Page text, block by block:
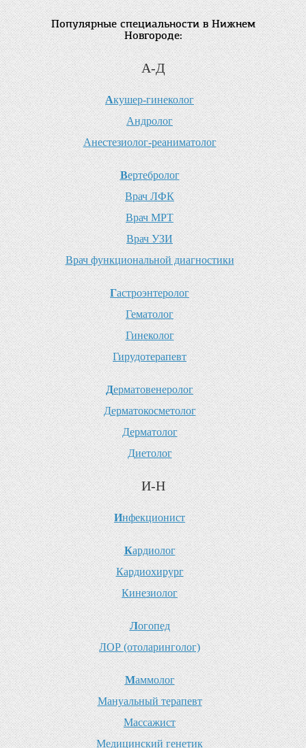
Популярные специальности в Нижнем
Новгороде:
А-Д
Акушер-гинеколог
Андролог
Анестезиолог-реаниматолог
Вертебролог
Врач ЛФК
Врач МРТ
Врач УЗИ
Врач функциональной диагностики
Гастроэнтеролог
Гематолог
Гинеколог
Гирудотерапевт
Дерматовенеролог
Дерматокосметолог
Дерматолог
Диетолог
И-Н
Инфекционист
Кардиолог
Кардиохирург
Кинезиолог
Логопед
ЛОР (отоларинголог)
Маммолог
Мануальный терапевт
Массажист
Медицинский генетик